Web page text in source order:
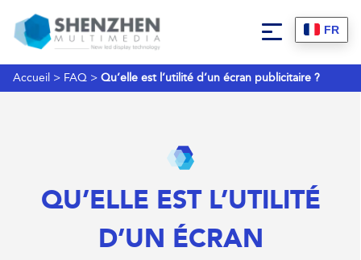
FR
Accueil > FAQ > Qu’elle est l’utilité d’un écran publicitaire ?
QU’ELLE EST L’UTILITÉ
D’UN ÉCRAN